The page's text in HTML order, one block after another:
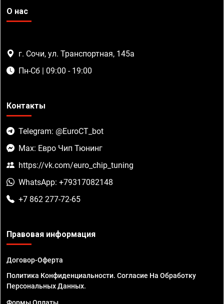
О нас
г. Сочи, ул. Транспортная, 145а
Пн-Сб | 09:00 - 19:00
Контакты
Telegram: @EuroCT_bot
Max: Евро Чип Тюнинг
https://vk.com/euro_chip_tuning
WhatsApp: +79317082148
+7 862 277-72-65
Правовая информация
Договор-Оферта
Политика Конфиденциальности. Согласие На Обработку
Персональных Данных.